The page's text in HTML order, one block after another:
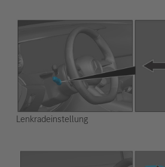
Lenkradeinstellung